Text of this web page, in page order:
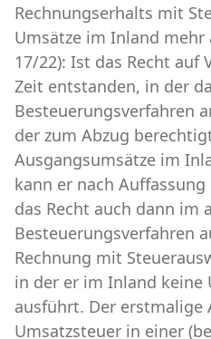
Rechnungserhalts mit
Umsätze im Inland mehr
17/22): Ist das Recht auf
Zeit entstanden, in der
Besteuerungsverfahren
der zum Abzug
Ausgangsumsätze im
kann er nach
das Recht auch dann im
Besteuerungsverfahren
Rechnung mit
in der er im Inland keine
ausführt. Der erstmalige
Umsatzsteuer in einer